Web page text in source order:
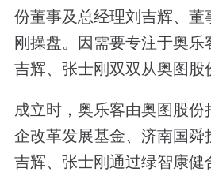
份董事及总经理刘吉辉、董
刚操盘。因需要专注于奥乐
吉辉、张士刚双双从奥图股
成立时，奥乐客由奥图股份
企改革发展基金、济南国舜
吉辉、张士刚通过绿智康健